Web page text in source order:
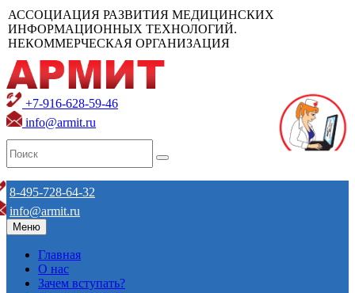
АССОЦИАЦИЯ РАЗВИТИЯ МЕДИЦИНСКИХ
ИНФОРМАЦИОННЫХ ТЕХНОЛОГИЙ.
НЕКОММЕРЧЕСКАЯ ОРГАНИЗАЦИЯ
+7-916-628-59-46
info@armit.ru
8-495-728-64-32
info@armit.ru
Меню
Главная
О нас
Зачем вступать?